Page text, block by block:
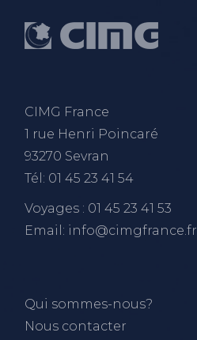
CIMG France
1 rue Henri Poincaré
93270 Sevran
Tél: 01 45 23 41 54
Voyages : 01 45 23 41 53
Email: info@cimgfrance.fr
Qui sommes-nous?
Nous contacter